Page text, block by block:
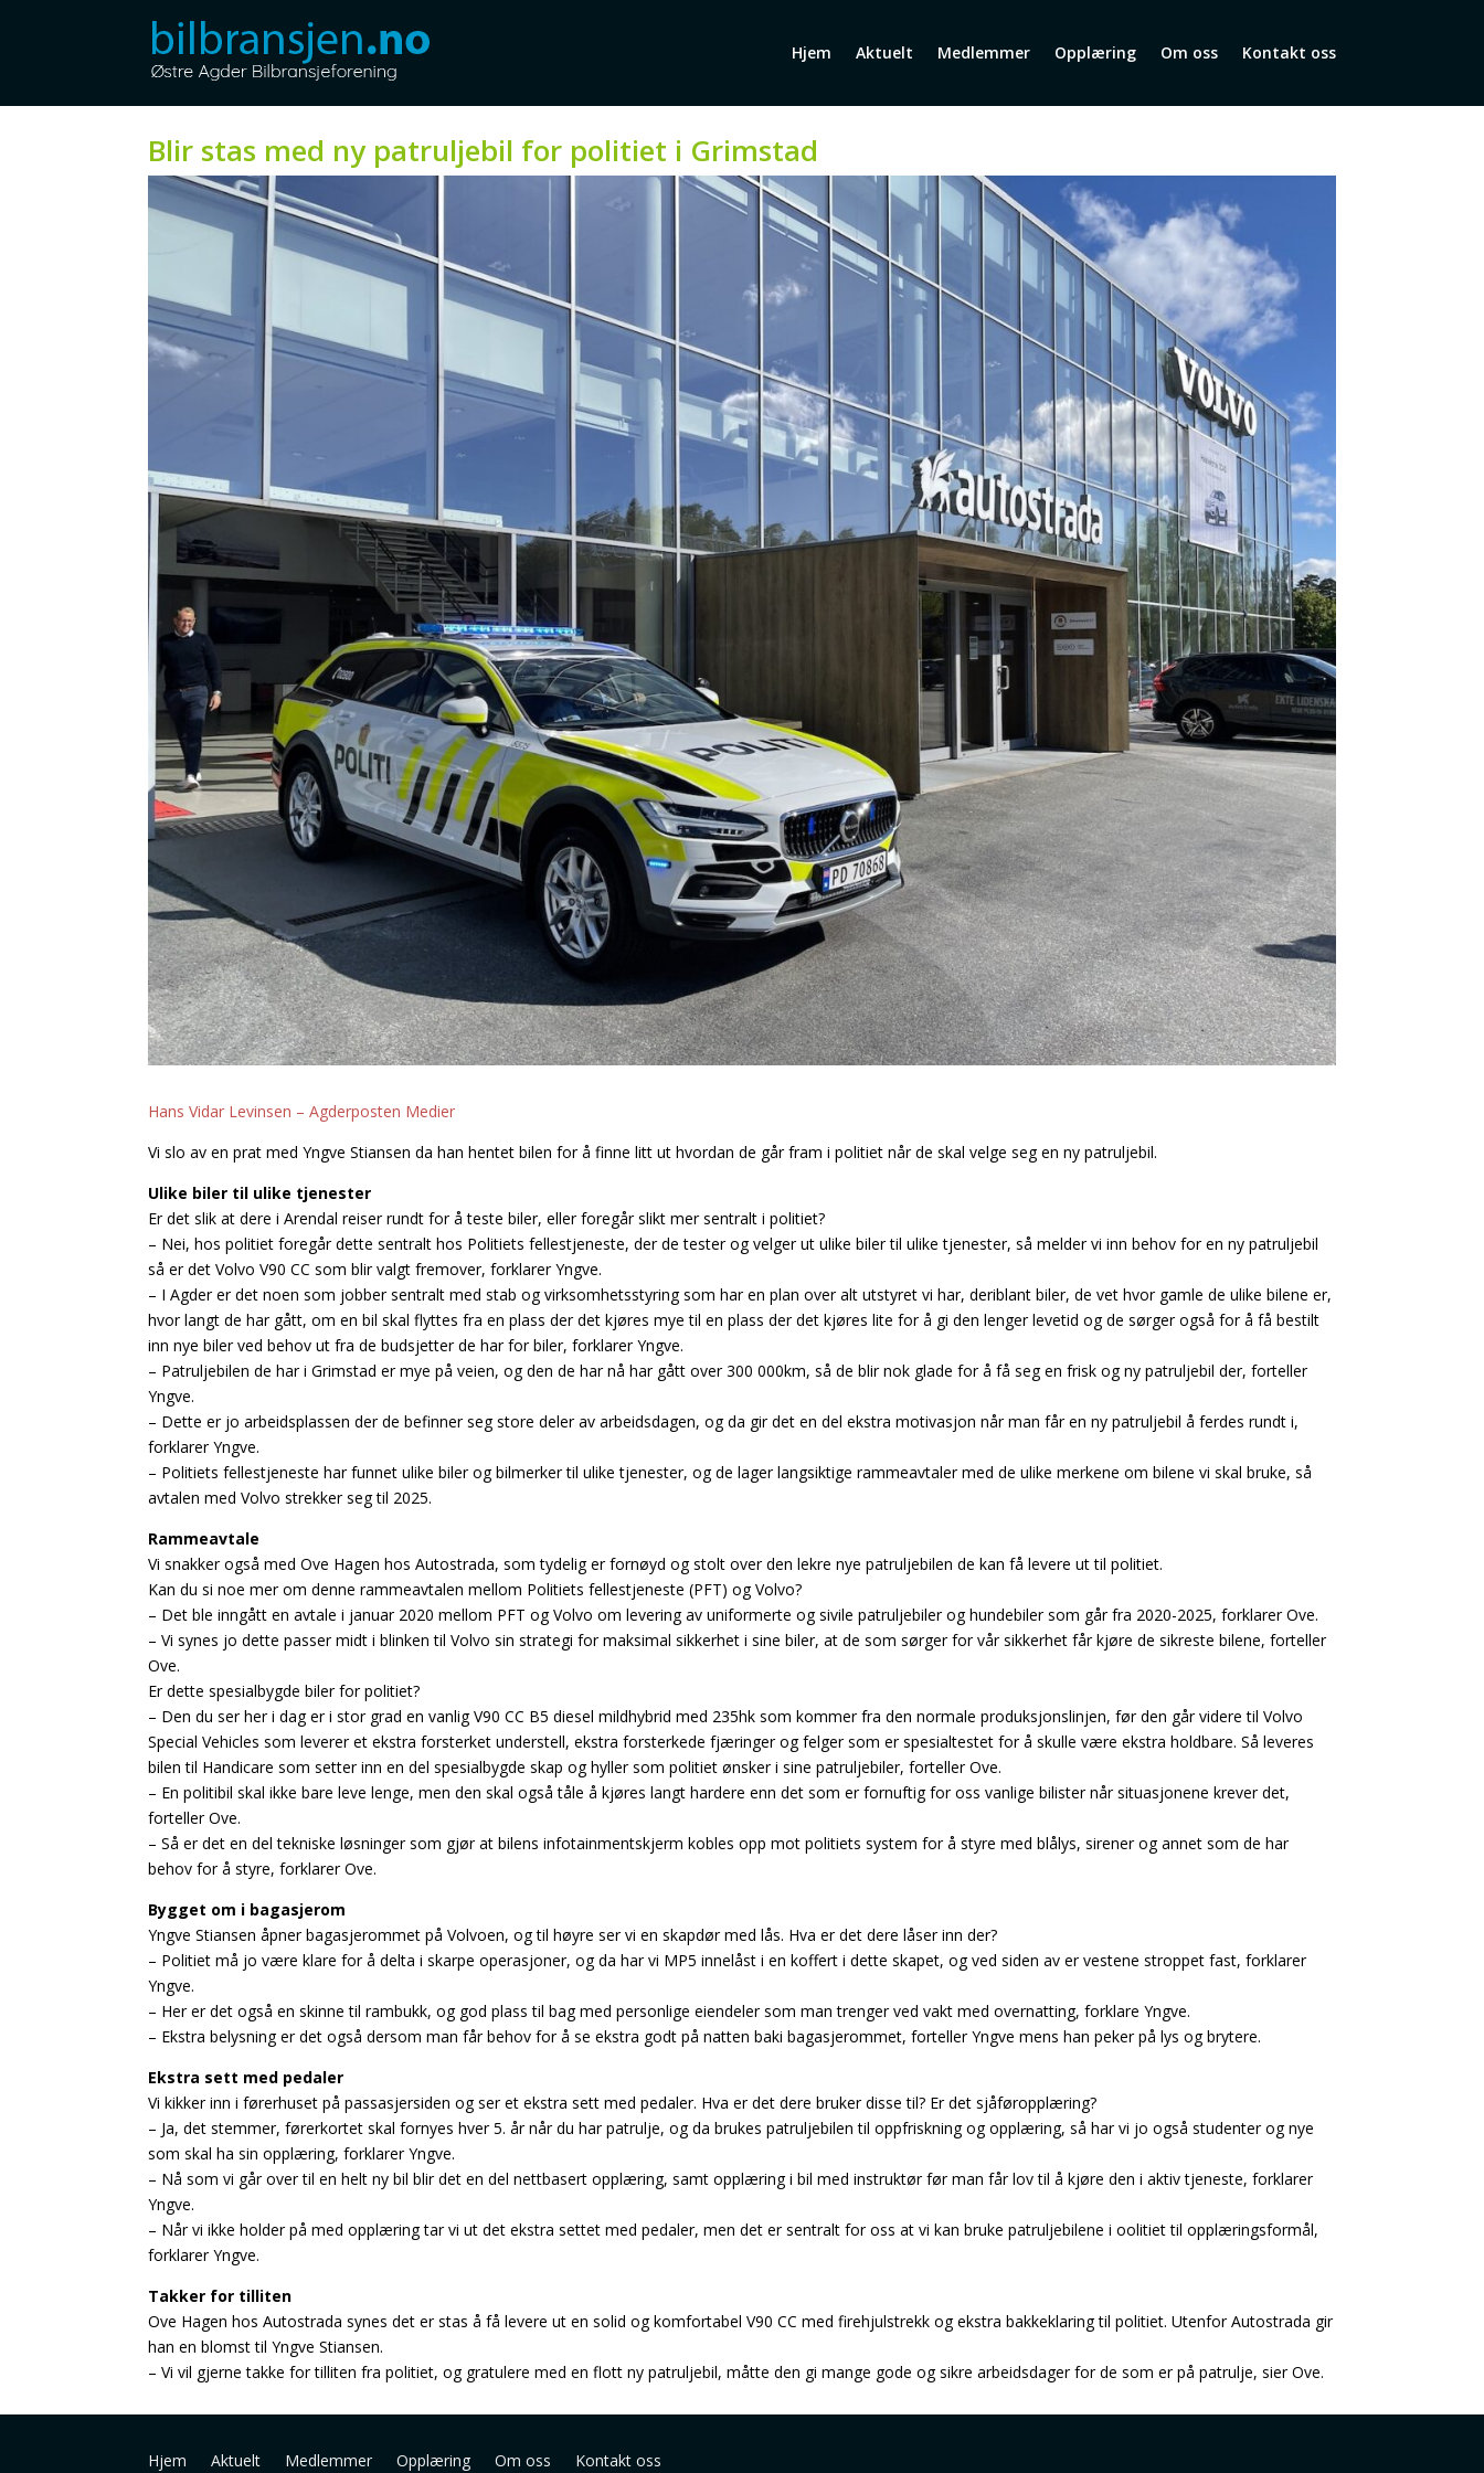
Hjem Aktuelt Medlemmer Opplæring Om oss Kontakt oss
Blir stas med ny patruljebil for politiet i Grimstad
Hans Vidar Levinsen – Agderposten Medier
Vi slo av en prat med Yngve Stiansen da han hentet bilen for å finne litt ut hvordan de går fram i politiet når de skal velge seg en ny patruljebil.
Ulike biler til ulike tjenester
Er det slik at dere i Arendal reiser rundt for å teste biler, eller foregår slikt mer sentralt i politiet?
– Nei, hos politiet foregår dette sentralt hos Politiets fellestjeneste, der de tester og velger ut ulike biler til ulike tjenester, så melder vi inn behov for en ny patruljebil
så er det Volvo V90 CC som blir valgt fremover, forklarer Yngve.
– I Agder er det noen som jobber sentralt med stab og virksomhetsstyring som har en plan over alt utstyret vi har, deriblant biler, de vet hvor gamle de ulike bilene er,
hvor langt de har gått, om en bil skal flyttes fra en plass der det kjøres mye til en plass der det kjøres lite for å gi den lenger levetid og de sørger også for å få bestilt
inn nye biler ved behov ut fra de budsjetter de har for biler, forklarer Yngve.
– Patruljebilen de har i Grimstad er mye på veien, og den de har nå har gått over 300 000km, så de blir nok glade for å få seg en frisk og ny patruljebil der, forteller
Yngve.
– Dette er jo arbeidsplassen der de befinner seg store deler av arbeidsdagen, og da gir det en del ekstra motivasjon når man får en ny patruljebil å ferdes rundt i,
forklarer Yngve.
– Politiets fellestjeneste har funnet ulike biler og bilmerker til ulike tjenester, og de lager langsiktige rammeavtaler med de ulike merkene om bilene vi skal bruke, så
avtalen med Volvo strekker seg til 2025.
Rammeavtale
Vi snakker også med Ove Hagen hos Autostrada, som tydelig er fornøyd og stolt over den lekre nye patruljebilen de kan få levere ut til politiet.
Kan du si noe mer om denne rammeavtalen mellom Politiets fellestjeneste (PFT) og Volvo?
– Det ble inngått en avtale i januar 2020 mellom PFT og Volvo om levering av uniformerte og sivile patruljebiler og hundebiler som går fra 2020-2025, forklarer Ove.
– Vi synes jo dette passer midt i blinken til Volvo sin strategi for maksimal sikkerhet i sine biler, at de som sørger for vår sikkerhet får kjøre de sikreste bilene, forteller
Ove.
Er dette spesialbygde biler for politiet?
– Den du ser her i dag er i stor grad en vanlig V90 CC B5 diesel mildhybrid med 235hk som kommer fra den normale produksjonslinjen, før den går videre til Volvo
Special Vehicles som leverer et ekstra forsterket understell, ekstra forsterkede fjæringer og felger som er spesialtestet for å skulle være ekstra holdbare. Så leveres
bilen til Handicare som setter inn en del spesialbygde skap og hyller som politiet ønsker i sine patruljebiler, forteller Ove.
– En politibil skal ikke bare leve lenge, men den skal også tåle å kjøres langt hardere enn det som er fornuftig for oss vanlige bilister når situasjonene krever det,
forteller Ove.
– Så er det en del tekniske løsninger som gjør at bilens infotainmentskjerm kobles opp mot politiets system for å styre med blålys, sirener og annet som de har
behov for å styre, forklarer Ove.
Bygget om i bagasjerom
Yngve Stiansen åpner bagasjerommet på Volvoen, og til høyre ser vi en skapdør med lås. Hva er det dere låser inn der?
– Politiet må jo være klare for å delta i skarpe operasjoner, og da har vi MP5 innelåst i en koffert i dette skapet, og ved siden av er vestene stroppet fast, forklarer
Yngve.
– Her er det også en skinne til rambukk, og god plass til bag med personlige eiendeler som man trenger ved vakt med overnatting, forklare Yngve.
– Ekstra belysning er det også dersom man får behov for å se ekstra godt på natten baki bagasjerommet, forteller Yngve mens han peker på lys og brytere.
Ekstra sett med pedaler
Vi kikker inn i førerhuset på passasjersiden og ser et ekstra sett med pedaler. Hva er det dere bruker disse til? Er det sjåføropplæring?
– Ja, det stemmer, førerkortet skal fornyes hver 5. år når du har patrulje, og da brukes patruljebilen til oppfriskning og opplæring, så har vi jo også studenter og nye
som skal ha sin opplæring, forklarer Yngve.
– Nå som vi går over til en helt ny bil blir det en del nettbasert opplæring, samt opplæring i bil med instruktør før man får lov til å kjøre den i aktiv tjeneste, forklarer
Yngve.
– Når vi ikke holder på med opplæring tar vi ut det ekstra settet med pedaler, men det er sentralt for oss at vi kan bruke patruljebilene i oolitiet til opplæringsformål,
forklarer Yngve.
Takker for tilliten
Ove Hagen hos Autostrada synes det er stas å få levere ut en solid og komfortabel V90 CC med firehjulstrekk og ekstra bakkeklaring til politiet. Utenfor Autostrada gir
han en blomst til Yngve Stiansen.
– Vi vil gjerne takke for tilliten fra politiet, og gratulere med en flott ny patruljebil, måtte den gi mange gode og sikre arbeidsdager for de som er på patrulje, sier Ove.
Hjem Aktuelt Medlemmer Opplæring Om oss Kontakt oss